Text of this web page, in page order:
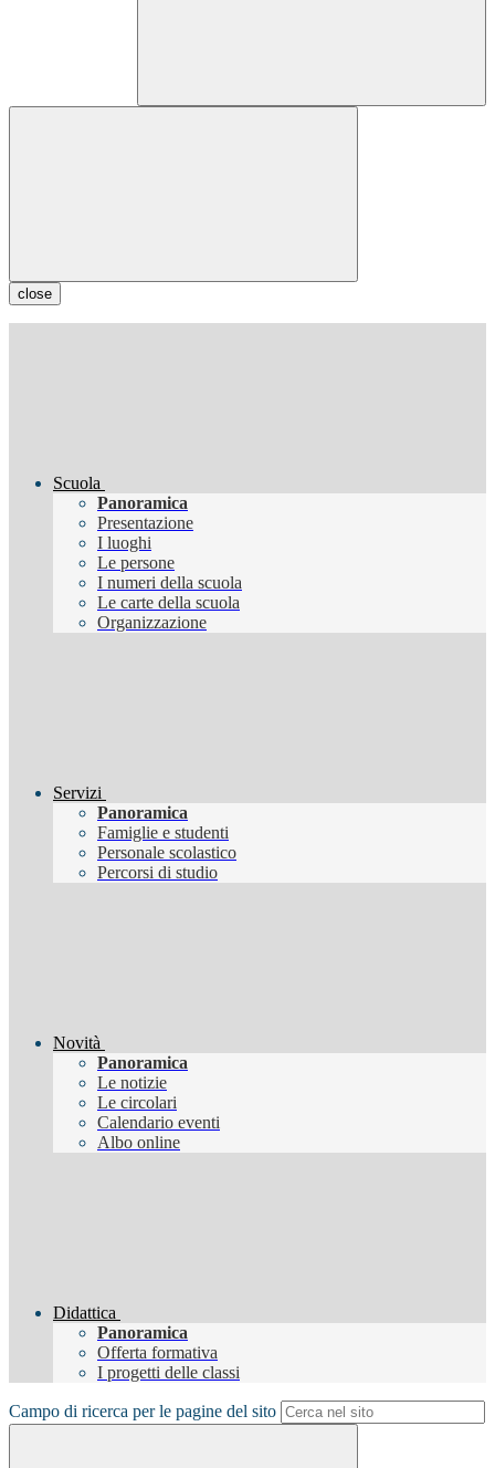
close
Scuola
Panoramica
Presentazione
I luoghi
Le persone
I numeri della scuola
Le carte della scuola
Organizzazione
Servizi
Panoramica
Famiglie e studenti
Personale scolastico
Percorsi di studio
Novità
Panoramica
Le notizie
Le circolari
Calendario eventi
Albo online
Didattica
Panoramica
Offerta formativa
I progetti delle classi
Campo di ricerca per le pagine del sito